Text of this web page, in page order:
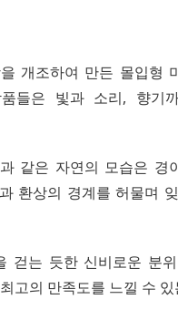
개조하여 만든 몰입형
들은 빛과 소리, 향기
같은 자연의 모습은 경
과 환상의 경계를 허물며
걷는 듯한 신비로운 분
고의 만족도를 느낄 수